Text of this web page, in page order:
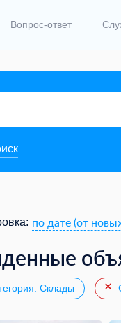
Вопрос-ответ
по дате (от
Склады